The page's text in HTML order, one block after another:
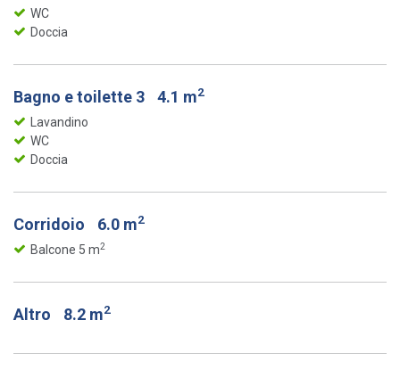
WC
Doccia
Bagno e toilette 3 4.1 m2
Lavandino
WC
Doccia
Corridoio 6.0 m2
Balcone 5 m2
Altro 8.2 m2